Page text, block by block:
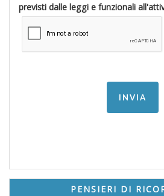
previsti dalle leggi e funzionali
PENSIERI DI